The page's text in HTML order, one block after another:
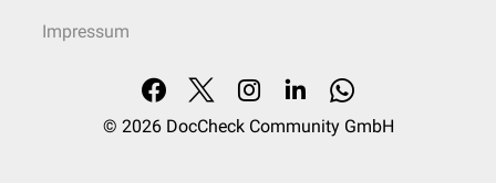
Impressum
© 2026 DocCheck Community GmbH